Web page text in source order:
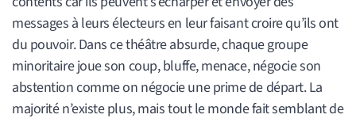
messages à leurs électeurs en leur faisant croire qu’ils ont
du pouvoir. Dans ce théâtre absurde, chaque groupe
minoritaire joue son coup, bluffe, menace, négocie son
abstention comme on négocie une prime de départ. La
majorité n’existe plus, mais tout le monde fait semblant de